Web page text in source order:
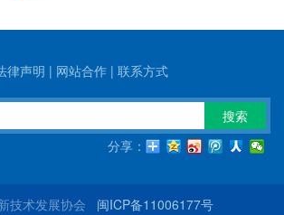
律声明 | 网站合作 | 联系方式
搜索
分享：
技术发展协会 闽ICP备11006177号